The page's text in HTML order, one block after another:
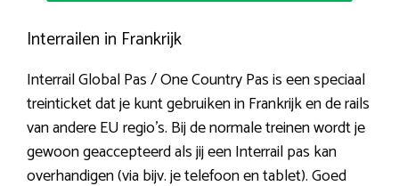
Interrailen in Frankrijk
Interrail Global Pas / One Country Pas is een speciaal
treinticket dat je kunt gebruiken in Frankrijk en de rails
van andere EU regio’s. Bij de normale treinen wordt je
gewoon geaccepteerd als jij een Interrail pas kan
overhandigen (via bijv. je telefoon en tablet). Goed